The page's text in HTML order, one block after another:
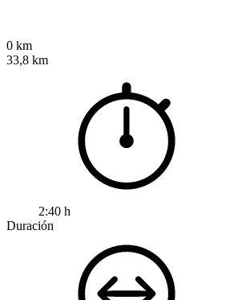
0 km
33,8 km
2:40 h
Duración